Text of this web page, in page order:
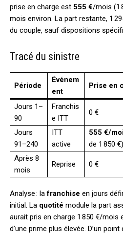
prise en charge est 555 €/mois (1
mois environ. La part restante, 1
du couple, sauf dispositions
Tracé du sinistre
Période
Événem
ent
Prise en
Jours 1–
90
Franchis
e ITT
0 €
Jours
91–240
ITT
active
555 €/
de 1 850 €)
Après 8
mois
Reprise 0 €
Analyse : lafranchise en jours
initial. La quotité module la part
aurait pris en charge 1 850 €/mois
d’une prime plus élevée. D’un